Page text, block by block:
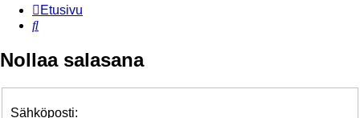
Etusivu
Etsi
Nollaa salasana
Sähköposti: